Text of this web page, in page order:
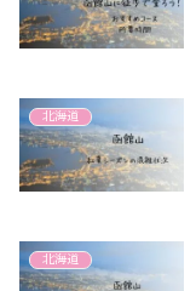
北海道
北海道